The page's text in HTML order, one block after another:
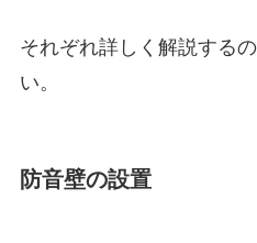
それぞれ詳しく解説する
い。
防音壁の設置